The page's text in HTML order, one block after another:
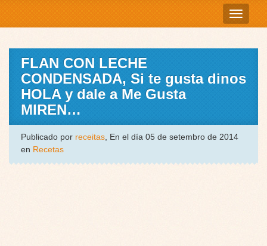
FLAN CON LECHE
CONDENSADA, Si te gusta dinos
HOLA y dale a Me Gusta
MIREN…
Publicado por receitas, En el día 05 de setembro de 2014
en Recetas